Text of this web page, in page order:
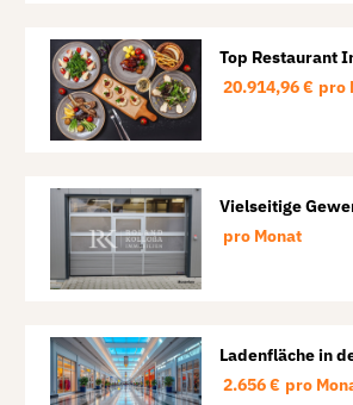
Top Restaurant
20.914,96 € pro
Vielseitige
Lorenz
pro Monat
Ladenfläche in
2.656 € pro